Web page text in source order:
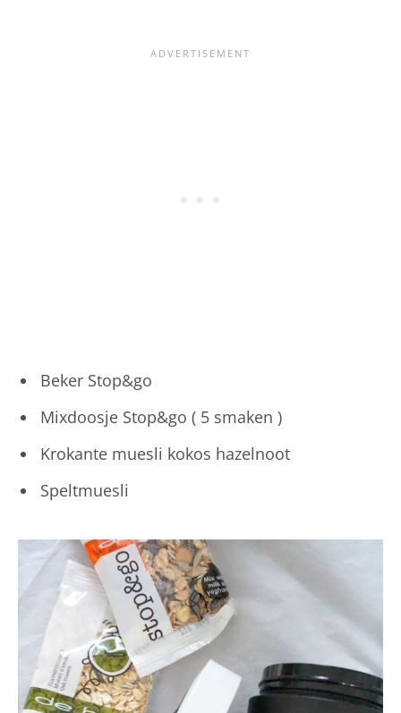
Beker Stop&go
Mixdoosje Stop&go ( 5 smaken )
Krokante muesli kokos hazelnoot
Speltmuesli